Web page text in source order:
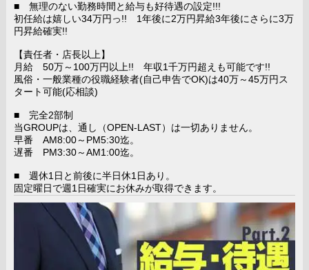
■ 無理のない勤務時間と給与も好待遇の設定!!!
初任給は嬉しい34万円っ!! 1年後に2万円昇給3年後にさらに3万
円昇給確実!!
【責任者・店長以上】
月給 50万～100万円以上!! 年収1千万円超えも可能です!!
風俗・一般業種の役職経験者(自己申告でOK)は40万～45万円ス
タート可能(応相談)
■ 完全2部制
当GROUPは、通し（OPEN-LAST）は一切ありません。
早番 AM8:00～PM5:30迄。
遅番 PM3:30～AM1:00迄。
■ 週休1日と前後に半日休1日あり。
固定曜日で週1日確実にお休みが取得できます。